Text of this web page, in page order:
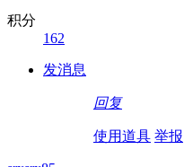
积分
162
发消息
回复
使用道具 举报